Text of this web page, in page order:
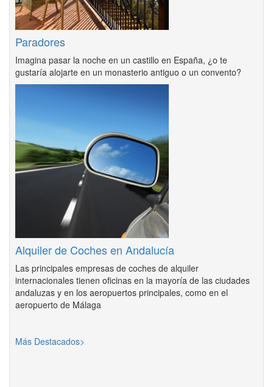
Paradores
Imagina pasar la noche en un castillo en España, ¿o te
gustaría alojarte en un monasterio antiguo o un convento?
Alquiler de Coches en Andalucía
Las principales empresas de coches de alquiler
internacionales tienen oficinas en la mayoría de las ciudades
andaluzas y en los aeropuertos principales, como en el
aeropuerto de Málaga
Más Destacados>